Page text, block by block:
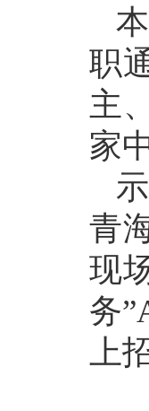
职
主
家
青
现
务
上